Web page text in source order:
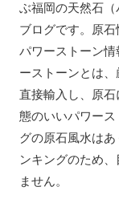
ぶ福岡の天然石
ブログです。原
パワーストーン
ーストーンとは
直接輸入し、原
態のいいパワー
グの原石風水は
ンキングのため
ません。